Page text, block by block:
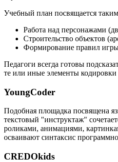
Учебный план посвящается
Работа над персонажами
Строительство объектов
Формирование правил
Педагоги всегда готовы
те или иные элементы кодировки
YoungCoder
Подобная площадка посвящена
текстовый "инструктаж"
роликами, анимациями,
осваивают синтаксис
CREDOkids